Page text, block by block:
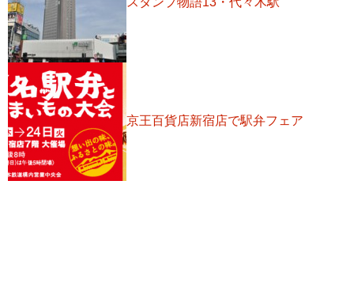
京王百貨店新宿店で駅弁フェア